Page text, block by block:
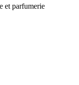
et parfumerie